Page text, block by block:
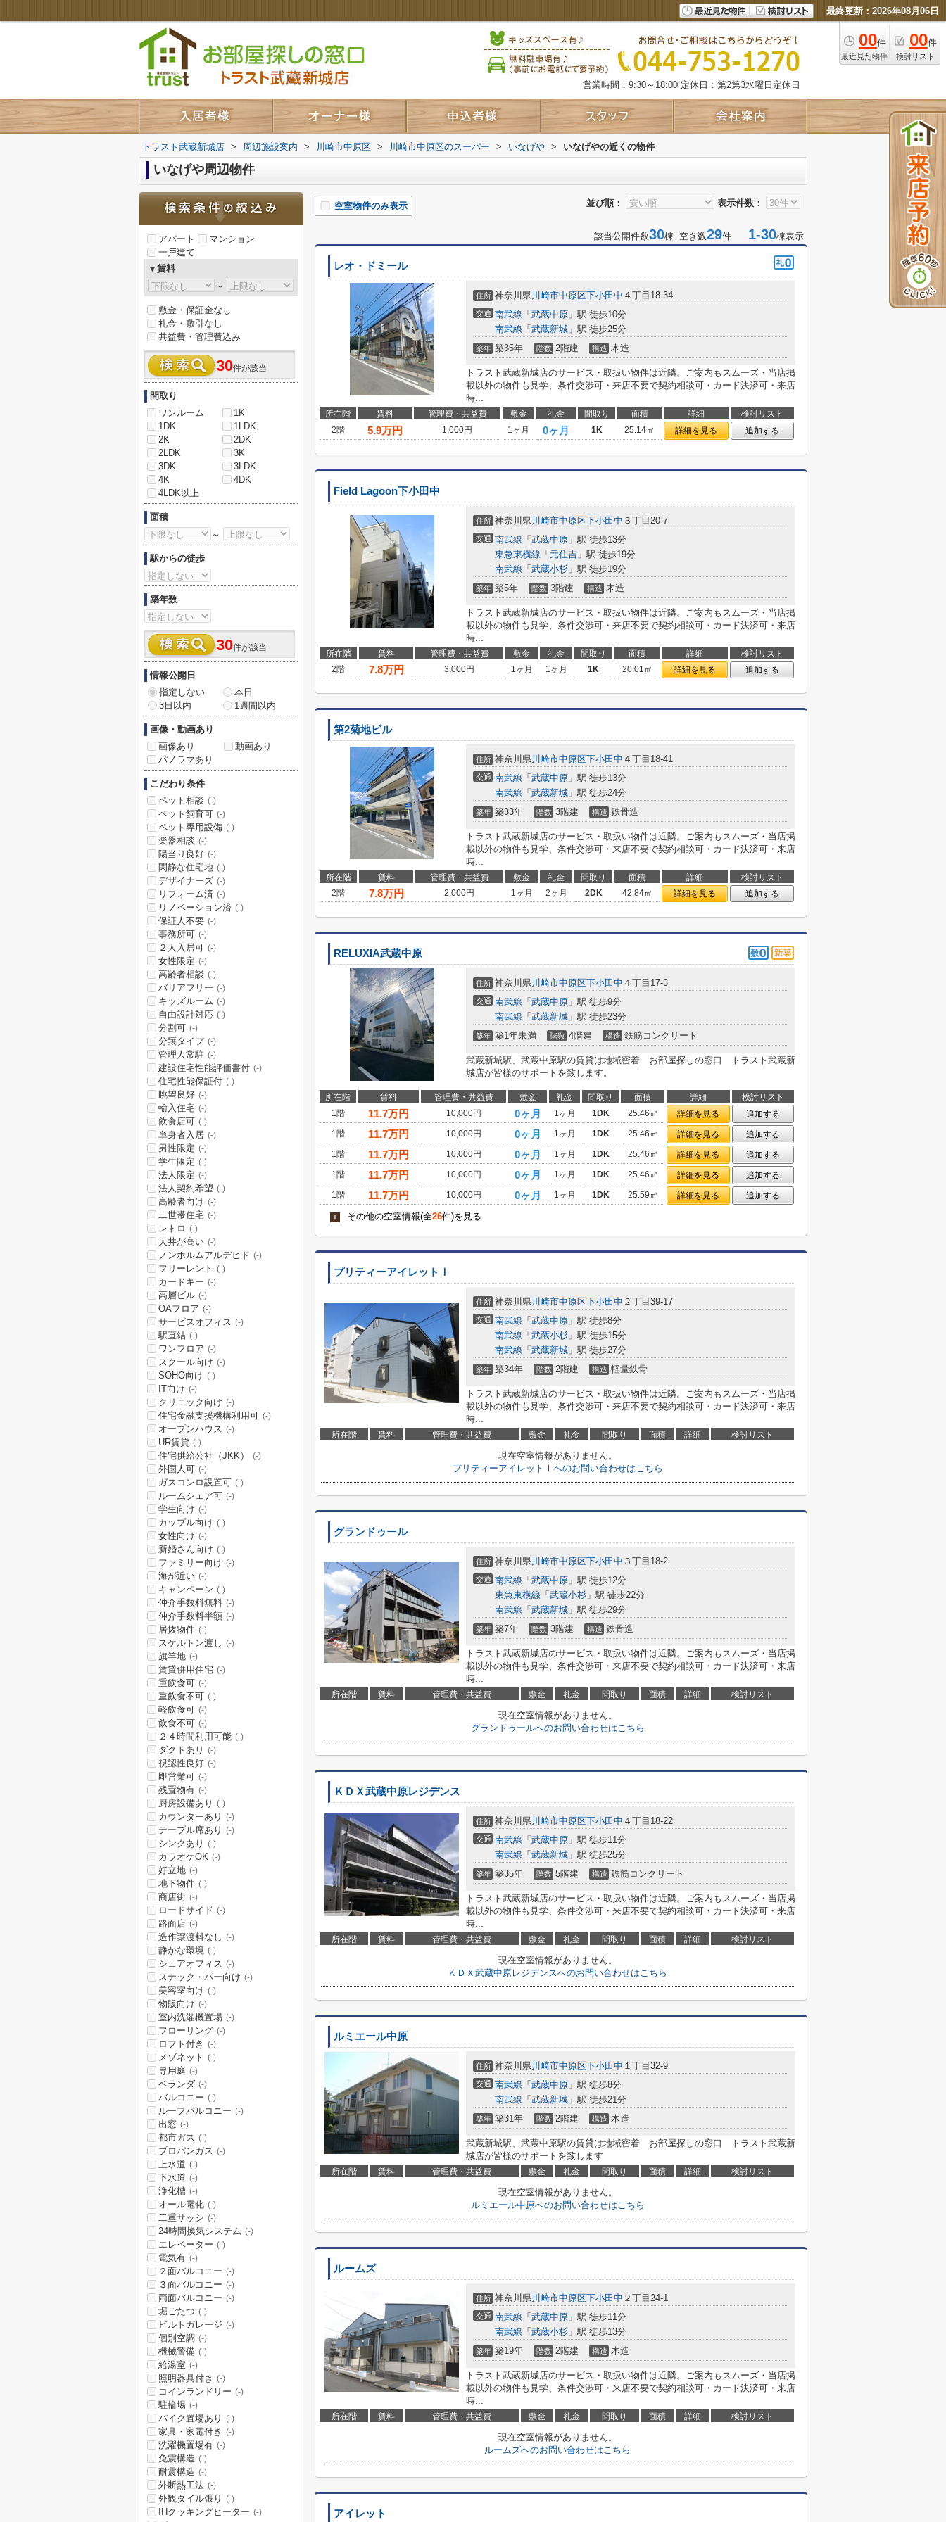
最終更新：2026年08月06日
00件
最近見た物件
00件
検討リスト
営業時間：9:30～18:00 定休日：第2第3水曜日定休日
トラスト武蔵新城店 > 周辺施設案内 > 川崎市中原区 > 川崎市中原区のスーパー > いなげや > いなげやの近くの物件
いなげや周辺物件
並び順： 表示件数：
空室物件のみ表示
該当公開件数30棟 空き数29件 1-30棟表示
レオ・ドミール
住所 神奈川県川崎市中原区下小田中 ４丁目18-34
交通 南武線 「 武蔵中原 」駅 徒歩10分
南武線 「 武蔵新城 」駅 徒歩25分
築年 築35年 階数 2階建 構造 木造
トラスト武蔵新城店のサービス・取扱い物件は近隣。ご案内もスムーズ・当店掲
載以外の物件も見学、条件交渉可・来店不要で契約相談可・カード決済可・来店
時...
所在階 賃料 管理費・共益費 敷金 礼金 間取り 面積 詳細
検討リスト
2階
5.9万円 1,000円 1ヶ月 0ヶ月 1K 25.14㎡ 詳細を見る 追加する
Field Lagoon下小田中
住所 神奈川県川崎市中原区下小田中 ３丁目20-7
交通 南武線 「 武蔵中原 」駅 徒歩13分
東急東横線 「 元住吉 」駅 徒歩19分
南武線 「 武蔵小杉 」駅 徒歩19分
築年 築5年 階数 3階建 構造 木造
トラスト武蔵新城店のサービス・取扱い物件は近隣。ご案内もスムーズ・当店掲
載以外の物件も見学、条件交渉可・来店不要で契約相談可・カード決済可・来店
時...
所在階 賃料 管理費・共益費 敷金 礼金 間取り 面積 詳細
検討リスト
2階
7.8万円 3,000円 1ヶ月 1ヶ月 1K 20.01㎡ 詳細を見る 追加する
第2菊地ビル
住所 神奈川県川崎市中原区下小田中 ４丁目18-41
交通 南武線 「 武蔵中原 」駅 徒歩13分
南武線 「 武蔵新城 」駅 徒歩24分
築年 築33年 階数 3階建 構造 鉄骨造
トラスト武蔵新城店のサービス・取扱い物件は近隣。ご案内もスムーズ・当店掲
載以外の物件も見学、条件交渉可・来店不要で契約相談可・カード決済可・来店
時...
所在階 賃料 管理費・共益費 敷金 礼金 間取り 面積 詳細
検討リスト
2階
7.8万円 2,000円 1ヶ月 2ヶ月 2DK 42.84㎡ 詳細を見る 追加する
RELUXIA武蔵中原
住所 神奈川県川崎市中原区下小田中 ４丁目17-3
交通 南武線 「 武蔵中原 」駅 徒歩9分
南武線 「 武蔵新城 」駅 徒歩23分
築年 築1年未満 階数 4階建 構造 鉄筋コンクリート
武蔵新城駅、武蔵中原駅の賃貸は地域密着 お部屋探しの窓口 トラスト武蔵新
城店が皆様のサポートを致します。
所在階 賃料 管理費・共益費 敷金 礼金 間取り 面積 詳細
検討リスト
1階
11.7万円 10,000円 0ヶ月 1ヶ月 1DK 25.46㎡ 詳細を見る
追加する
1階
11.7万円 10,000円 0ヶ月 1ヶ月 1DK 25.46㎡ 詳細を見る
追加する
1階
11.7万円 10,000円 0ヶ月 1ヶ月 1DK 25.46㎡ 詳細を見る
追加する
1階
11.7万円 10,000円 0ヶ月 1ヶ月 1DK 25.46㎡ 詳細を見る
追加する
1階
11.7万円 10,000円 0ヶ月 1ヶ月 1DK 25.59㎡ 詳細を見る 追加する
+ その他の空室情報(全26件)を見る
プリティーアイレットⅠ
住所 神奈川県川崎市中原区下小田中 ２丁目39-17
交通 南武線 「 武蔵中原 」駅 徒歩8分
南武線 「 武蔵小杉 」駅 徒歩15分
南武線 「 武蔵新城 」駅 徒歩27分
築年 築34年 階数 2階建 構造 軽量鉄骨
トラスト武蔵新城店のサービス・取扱い物件は近隣。ご案内もスムーズ・当店掲
載以外の物件も見学、条件交渉可・来店不要で契約相談可・カード決済可・来店
時...
所在階 賃料 管理費・共益費 敷金 礼金 間取り 面積 詳細 検討リスト
現在空室情報がありません。
プリティーアイレットⅠへのお問い合わせはこちら
グランドゥール
住所 神奈川県川崎市中原区下小田中 ３丁目18-2
交通 南武線 「 武蔵中原 」駅 徒歩12分
東急東横線 「 武蔵小杉 」駅 徒歩22分
南武線 「 武蔵新城 」駅 徒歩29分
築年 築7年 階数 3階建 構造 鉄骨造
トラスト武蔵新城店のサービス・取扱い物件は近隣。ご案内もスムーズ・当店掲
載以外の物件も見学、条件交渉可・来店不要で契約相談可・カード決済可・来店
時...
所在階 賃料 管理費・共益費 敷金 礼金 間取り 面積 詳細 検討リスト
現在空室情報がありません。
グランドゥールへのお問い合わせはこちら
ＫＤＸ武蔵中原レジデンス
住所 神奈川県川崎市中原区下小田中 ４丁目18-22
交通 南武線 「 武蔵中原 」駅 徒歩11分
南武線 「 武蔵新城 」駅 徒歩25分
築年 築35年 階数 5階建 構造 鉄筋コンクリート
トラスト武蔵新城店のサービス・取扱い物件は近隣。ご案内もスムーズ・当店掲
載以外の物件も見学、条件交渉可・来店不要で契約相談可・カード決済可・来店
時...
所在階 賃料 管理費・共益費 敷金 礼金 間取り 面積 詳細 検討リスト
現在空室情報がありません。
ＫＤＸ武蔵中原レジデンスへのお問い合わせはこちら
ルミエール中原
住所 神奈川県川崎市中原区下小田中 １丁目32-9
交通 南武線 「 武蔵中原 」駅 徒歩8分
南武線 「 武蔵新城 」駅 徒歩21分
築年 築31年 階数 2階建 構造 木造
武蔵新城駅、武蔵中原駅の賃貸は地域密着 お部屋探しの窓口 トラスト武蔵新
城店が皆様のサポートを致します
所在階 賃料 管理費・共益費 敷金 礼金 間取り 面積 詳細 検討リスト
現在空室情報がありません。
ルミエール中原へのお問い合わせはこちら
ルームズ
住所 神奈川県川崎市中原区下小田中 ２丁目24-1
交通 南武線 「 武蔵中原 」駅 徒歩11分
南武線 「 武蔵小杉 」駅 徒歩13分
築年 築19年 階数 2階建 構造 木造
トラスト武蔵新城店のサービス・取扱い物件は近隣。ご案内もスムーズ・当店掲
載以外の物件も見学、条件交渉可・来店不要で契約相談可・カード決済可・来店
時...
所在階 賃料 管理費・共益費 敷金 礼金 間取り 面積 詳細 検討リスト
現在空室情報がありません。
ルームズへのお問い合わせはこちら
アイレット
アパート
マンション
一戸建て
▼賃料
～
敷金・保証金なし
礼金・敷引なし
共益費・管理費込み
30件が該当
間取り
ワンルーム
1K
1DK
1LDK
2K
2DK
2LDK
3K
3DK
3LDK
4K
4DK
4LDK以上
面積
～
駅からの徒歩
築年数
30件が該当
情報公開日
指定しない
本日
3日以内
1週間以内
画像・動画あり
画像あり
動画あり
パノラマあり
こだわり条件
ペット相談 (-)
ペット飼育可 (-)
ペット専用設備 (-)
楽器相談 (-)
陽当り良好 (-)
閑静な住宅地 (-)
デザイナーズ (-)
リフォーム済 (-)
リノベーション済 (-)
保証人不要 (-)
事務所可 (-)
２人入居可 (-)
女性限定 (-)
高齢者相談 (-)
バリアフリー (-)
キッズルーム (-)
自由設計対応 (-)
分割可 (-)
分譲タイプ (-)
管理人常駐 (-)
建設住宅性能評価書付 (-)
住宅性能保証付 (-)
眺望良好 (-)
輸入住宅 (-)
飲食店可 (-)
単身者入居 (-)
男性限定 (-)
学生限定 (-)
法人限定 (-)
法人契約希望 (-)
高齢者向け (-)
二世帯住宅 (-)
レトロ (-)
天井が高い (-)
ノンホルムアルデヒド (-)
フリーレント (-)
カードキー (-)
高層ビル (-)
OAフロア (-)
サービスオフィス (-)
駅直結 (-)
ワンフロア (-)
スクール向け (-)
SOHO向け (-)
IT向け (-)
クリニック向け (-)
住宅金融支援機構利用可 (-)
オープンハウス (-)
UR賃貸 (-)
住宅供給公社（JKK） (-)
外国人可 (-)
ガスコンロ設置可 (-)
ルームシェア可 (-)
学生向け (-)
カップル向け (-)
女性向け (-)
新婚さん向け (-)
ファミリー向け (-)
海が近い (-)
キャンペーン (-)
仲介手数料無料 (-)
仲介手数料半額 (-)
居抜物件 (-)
スケルトン渡し (-)
旗竿地 (-)
賃貸併用住宅 (-)
重飲食可 (-)
重飲食不可 (-)
軽飲食可 (-)
飲食不可 (-)
２４時間利用可能 (-)
ダクトあり (-)
視認性良好 (-)
即営業可 (-)
残置物有 (-)
厨房設備あり (-)
カウンターあり (-)
テーブル席あり (-)
シンクあり (-)
カラオケOK (-)
好立地 (-)
地下物件 (-)
商店街 (-)
ロードサイド (-)
路面店 (-)
造作譲渡料なし (-)
静かな環境 (-)
シェアオフィス (-)
スナック・バー向け (-)
美容室向け (-)
物販向け (-)
室内洗濯機置場 (-)
フローリング (-)
ロフト付き (-)
メゾネット (-)
専用庭 (-)
ベランダ (-)
バルコニー (-)
ルーフバルコニー (-)
出窓 (-)
都市ガス (-)
プロパンガス (-)
上水道 (-)
下水道 (-)
浄化槽 (-)
オール電化 (-)
二重サッシ (-)
24時間換気システム (-)
エレベーター (-)
電気有 (-)
２面バルコニー (-)
３面バルコニー (-)
両面バルコニー (-)
堀ごたつ (-)
ビルトガレージ (-)
個別空調 (-)
機械警備 (-)
給湯室 (-)
照明器具付き (-)
コインランドリー (-)
駐輪場 (-)
バイク置場あり (-)
家具・家電付き (-)
洗濯機置場有 (-)
免震構造 (-)
耐震構造 (-)
外断熱工法 (-)
外観タイル張り (-)
IHクッキングヒーター (-)